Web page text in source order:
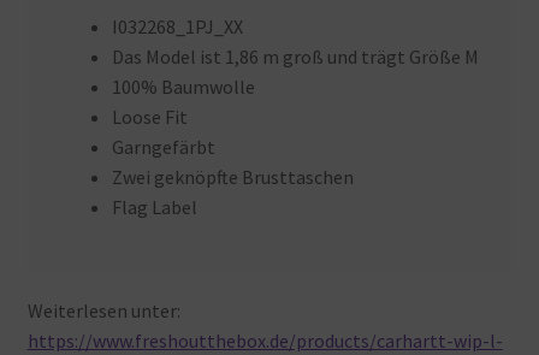
I032268_1PJ_XX
Das Model ist 1,86 m groß und trägt Größe M
100% Baumwolle
Loose Fit
Garngefärbt
Zwei geknöpfte Brusttaschen
Flag Label
Weiterlesen unter:
https://www.freshoutthebox.de/products/carhartt-wip-l-